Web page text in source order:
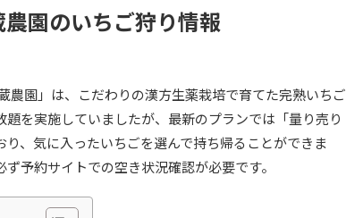
農園のいちご狩り情報
農園」は、こだわりの漢方生薬栽培で育てた完熟いちご
を実施していましたが、最新のプランでは「量り売り
り、気に入ったいちごを選んで持ち帰ることができま
予約サイトでの空き状況確認が必要です。